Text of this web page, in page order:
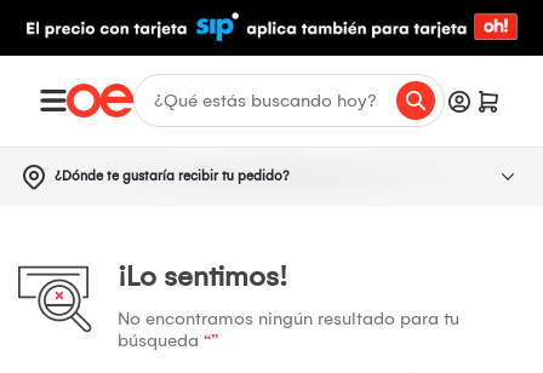
¿Dónde te gustaría recibir tu pedido?
¡Lo sentimos!
No encontramos ningún resultado para tu
búsqueda “”